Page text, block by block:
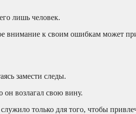
лишь человек.
внимание к своим ошибкам может
замести следы.
он возлагал свою вину.
только для того, чтобы